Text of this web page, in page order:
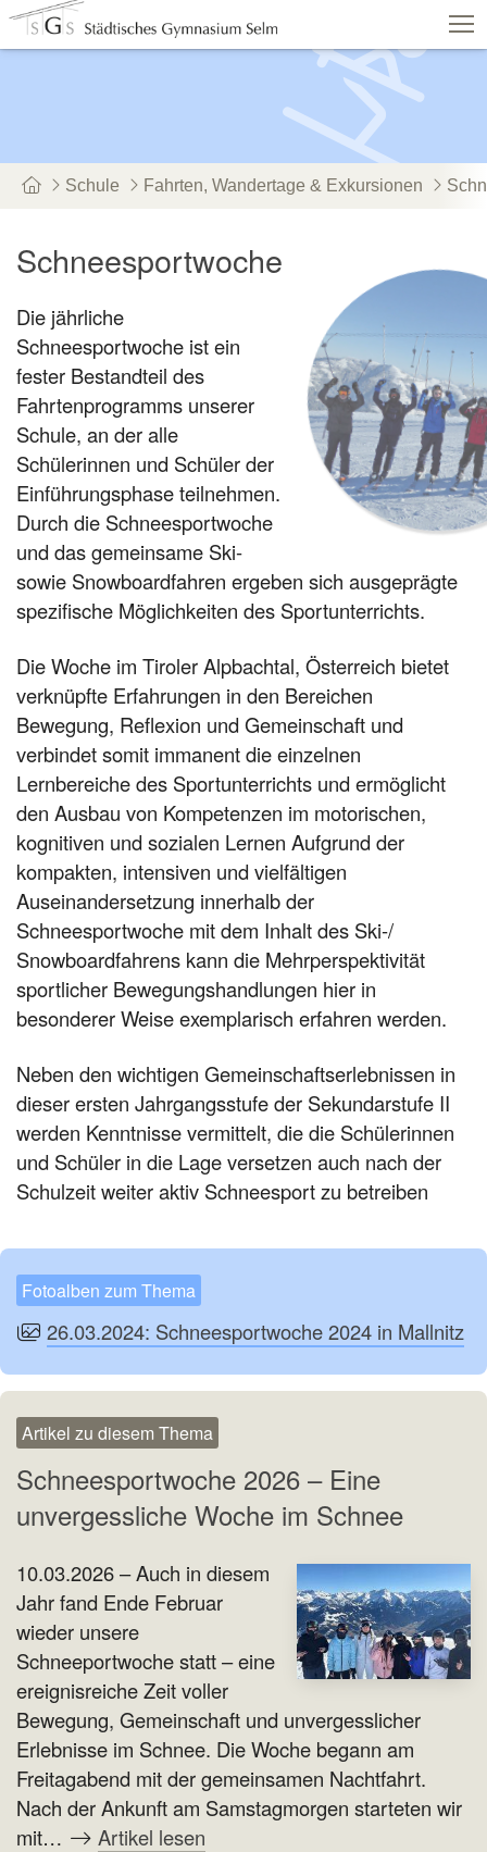
Termine
Service
Schule Fahrten, Wandertage & Exkursionen
Schneesportwoche
Die jährliche
Schneesportwoche ist ein
fester Bestandteil des
Fahrtenprogramms unserer
Schule, an der alle
Schülerinnen und Schüler der
Einführungsphase teilnehmen.
Durch die Schneesportwoche
und das gemeinsame Ski-
sowie Snowboardfahren ergeben sich ausgeprägte
spezifische Möglichkeiten des Sportunterrichts.
Die Woche im Tiroler Alpbachtal, Österreich bietet
verknüpfte Erfahrungen in den Bereichen
Bewegung, Reflexion und Gemeinschaft und
verbindet somit immanent die einzelnen
Lernbereiche des Sportunterrichts und ermöglicht
den Ausbau von Kompetenzen im motorischen,
kognitiven und sozialen Lernen Aufgrund der
kompakten, intensiven und vielfältigen
Auseinandersetzung innerhalb der
Schneesportwoche mit dem Inhalt des Ski-/
Snowboardfahrens kann die Mehrperspektivität
sportlicher Bewegungshandlungen hier in
besonderer Weise exemplarisch erfahren werden.
Neben den wichtigen Gemeinschaftserlebnissen in
dieser ersten Jahrgangsstufe der Sekundarstufe II
werden Kenntnisse vermittelt, die die Schülerinnen
und Schüler in die Lage versetzen auch nach der
Schulzeit weiter aktiv Schneesport zu betreiben
Fotoalben zum Thema
26.03.2024: Schneesportwoche 2024 in Mallnitz
Artikel zu diesem Thema
Schneesportwoche 2026 – Eine
unvergessliche Woche im Schnee
10.03.2026 – Auch in diesem
Jahr fand Ende Februar
wieder unsere
Schneeportwoche statt – eine
ereignisreiche Zeit voller
Bewegung, Gemeinschaft und unvergesslicher
Erlebnisse im Schnee. Die Woche begann am
Freitagabend mit der gemeinsamen Nachtfahrt.
Nach der Ankunft am Samstagmorgen starteten wir
mit…
Artikel lesen